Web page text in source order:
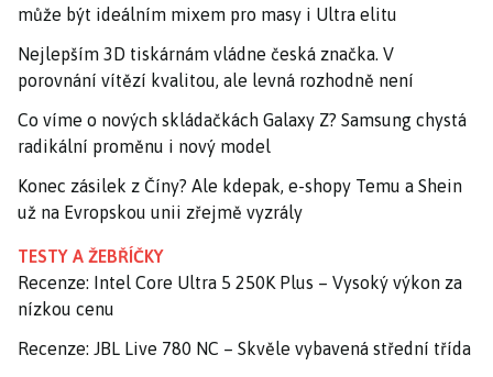
může být ideálním mixem pro masy i Ultra elitu
Nejlepším 3D tiskárnám vládne česká značka. V
porovnání vítězí kvalitou, ale levná rozhodně není
Co víme o nových skládačkách Galaxy Z? Samsung chystá
radikální proměnu i nový model
Konec zásilek z Číny? Ale kdepak, e-shopy Temu a Shein
už na Evropskou unii zřejmě vyzrály
TESTY A ŽEBŘÍČKY
Recenze: Intel Core Ultra 5 250K Plus – Vysoký výkon za
nízkou cenu
Recenze: JBL Live 780 NC – Skvěle vybavená střední třída